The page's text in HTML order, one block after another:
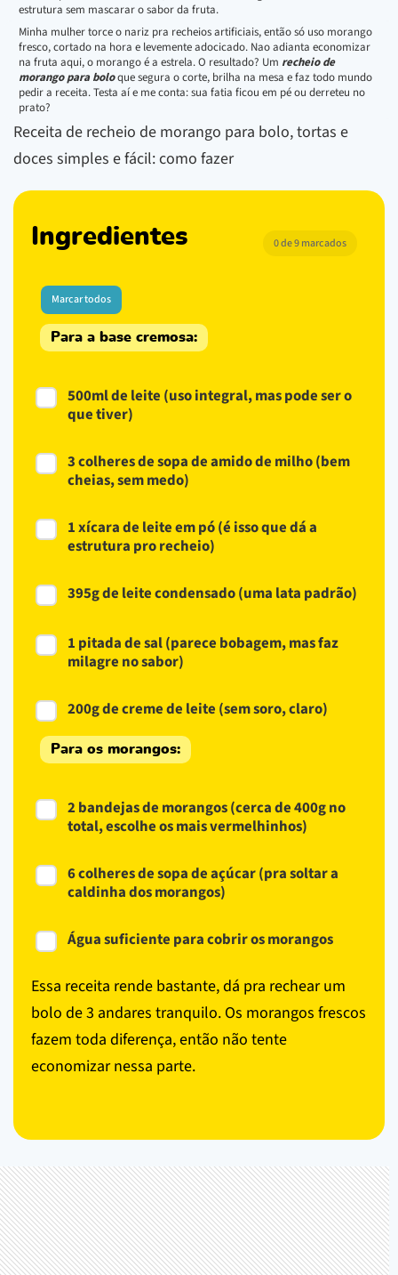
estrutura sem mascarar o sabor da fruta.
Minha mulher torce o nariz pra recheios artificiais, então só uso morango
fresco, cortado na hora e levemente adocicado. Nao adianta economizar
na fruta aqui, o morango é a estrela. O resultado? Um recheio de
morango para boloque segura o corte, brilha na mesa e faz todo mundo
pedir a receita. Testa aí e me conta: sua fatia ficou em pé ou derreteu no
prato?
Receita de recheio de morango para bolo, tortas e
doces simples e fácil: como fazer
Ingredientes 0 de 9 marcados
Marcar todos
Para a base cremosa:
500ml de leite (uso integral, mas pode ser o
que tiver)
3 colheres de sopa de amido de milho (bem
cheias, sem medo)
1 xícara de leite em pó (é isso que dá a
estrutura pro recheio)
395g de leite condensado (uma lata padrão)
1 pitada de sal (parece bobagem, mas faz
milagre no sabor)
200g de creme de leite (sem soro, claro)
Para os morangos:
2 bandejas de morangos (cerca de 400g no
total, escolhe os mais vermelhinhos)
6 colheres de sopa de açúcar (pra soltar a
caldinha dos morangos)
Água suficiente para cobrir os morangos
Essa receita rende bastante, dá pra rechear um
bolo de 3 andares tranquilo. Os morangos frescos
fazem toda diferença, então não tente
economizar nessa parte.